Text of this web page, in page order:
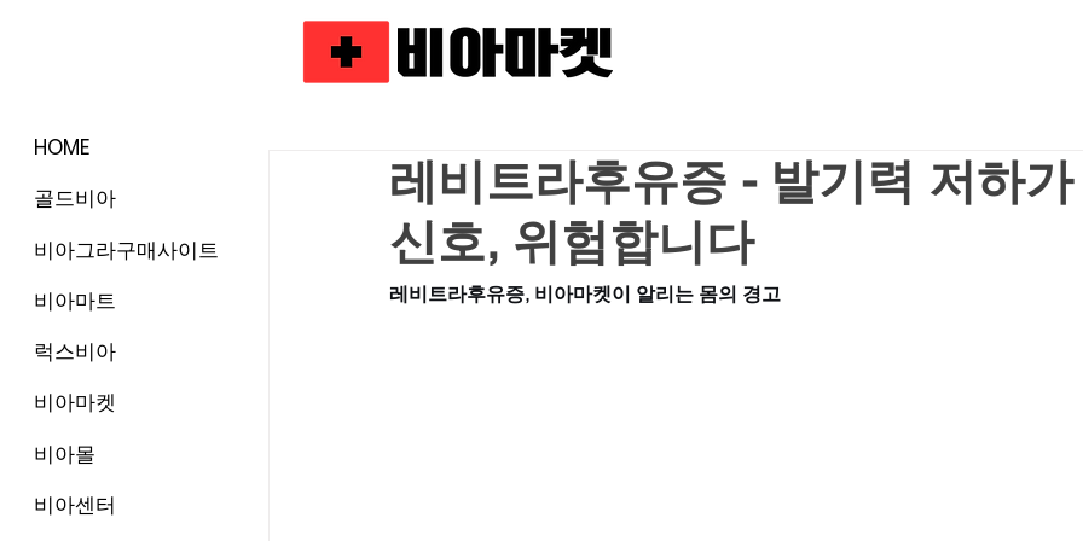
레비트라후유증 - 발기력 저하
신호, 위험합니다
레비트라후유증, 비아마켓이 알리는 몸의 경고
HOME
골드비아
비아그라구매사이트
비아마트
럭스비아
비아마켓
비아몰
비아센터